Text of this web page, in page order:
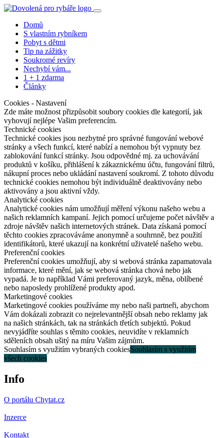
Domů
S vlastním rybníkem
Pobyt s dětmi
Tip na zážitky
Soukromé revíry
Nechybí vám...
1 + 1 zdarma
Články
Cookies - Nastavení
Zde máte možnost přizpůsobit soubory cookies dle kategorií, jak
vyhovují nejlépe Vašim preferencím.
Technické cookies
Technické cookies jsou nezbytné pro správné fungování webové
stránky a všech funkcí, které nabízí a nemohou být vypnuty bez
zablokování funkcí stránky. Jsou odpovědné mj. za uchovávání
produktů v košíku, přihlášení k zákaznickému účtu, fungování filtrů,
nákupní proces nebo ukládání nastavení soukromí. Z tohoto důvodu
technické cookies nemohou být individuálně deaktivovány nebo
aktivovány a jsou aktivní vždy.
Analytické cookies
Analytické cookies nám umožňují měření výkonu našeho webu a
našich reklamních kampaní. Jejich pomocí určujeme počet návštěv a
zdroje návštěv našich internetových stránek. Data získaná pomocí
těchto cookies zpracováváme anonymně a souhrnně, bez použití
identifikátorů, které ukazují na konkrétní uživatelé našeho webu.
Preferenční cookies
Preferenční cookies umožňují, aby si webová stránka zapamatovala
informace, které mění, jak se webová stránka chová nebo jak
vypadá. Je to například Vámi preferovaný jazyk, měna, oblíbené
nebo naposledy prohlížené produkty apod.
Marketingové cookies
Marketingové cookies používáme my nebo naši partneři, abychom
Vám dokázali zobrazit co nejrelevantnější obsah nebo reklamy jak
na našich stránkách, tak na stránkách třetích subjektů. Pokud
nevyjádříte souhlas s těmito cookies, neuvidíte v reklamních
sděleních obsah ušitý na míru Vašim zájmům.
Souhlasím s využitím vybraných cookiesSouhlasím s využitím
všech cookies
Info
O portálu Chytat.cz
Inzerce
Kontakt